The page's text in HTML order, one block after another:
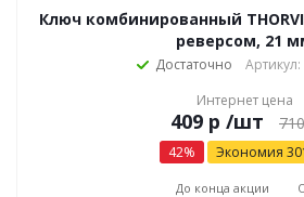
Ключ комбинированный
реверсом, 21
Достаточно
Артикул:
Интернет цена
р /шт 710
42% Экономия
До конца акции